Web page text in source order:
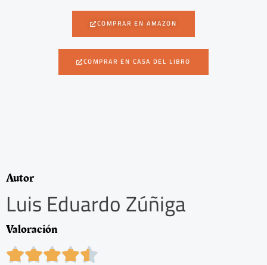
COMPRAR EN AMAZON
COMPRAR EN CASA DEL LIBRO
Autor
Luis Eduardo Zúñiga
Valoración
